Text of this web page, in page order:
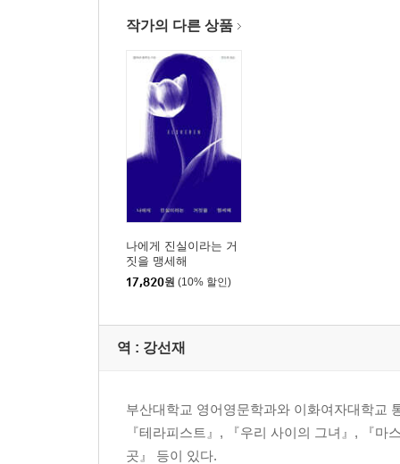
작가의 다른 상품
나에게 진실이라는 거
짓을 맹세해
17,820원 (10% 할인)
역 : 강선재
부산대학교 영어영문학과와 이화여자대학교
『테라피스트』, 『우리 사이의 그녀』, 『
곳』 등이 있다.